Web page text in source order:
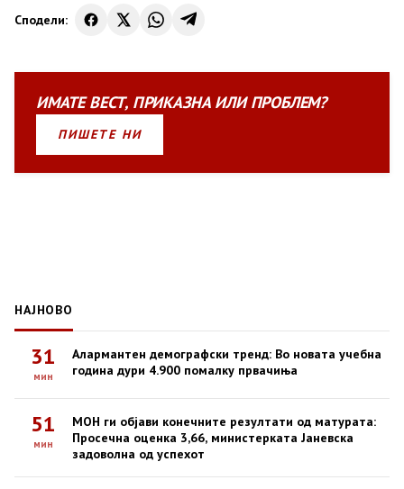
Сподели:
ИМАТЕВЕСТ, ПРИКАЗНАИЛИПРОБЛЕМ?
ПИШЕТЕ НИ
НАЈНОВО
31
мин
Алармантен демографски тренд: Во новата учебна
година дури 4.900 помалку првачиња
51
мин
МОН ги објави конечните резултати од матурата:
Просечна оценка 3,66, министерката Јаневска
задоволна од успехот